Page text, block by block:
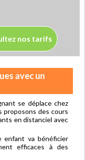
nos tarifs
avec un
se déplace chez
proposons des cours
en distanciel avec
enfant va bénéficier
efficaces à des